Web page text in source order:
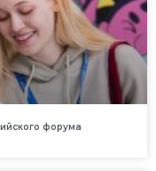
форума